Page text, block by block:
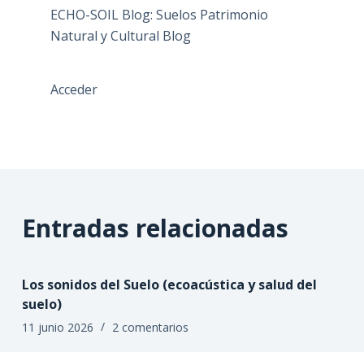
ECHO-SOIL Blog: Suelos Patrimonio
Natural y Cultural Blog
Acceder
Entradas relacionadas
Los sonidos del Suelo (ecoacústica y salud del
suelo)
11 junio 2026 2 comentarios